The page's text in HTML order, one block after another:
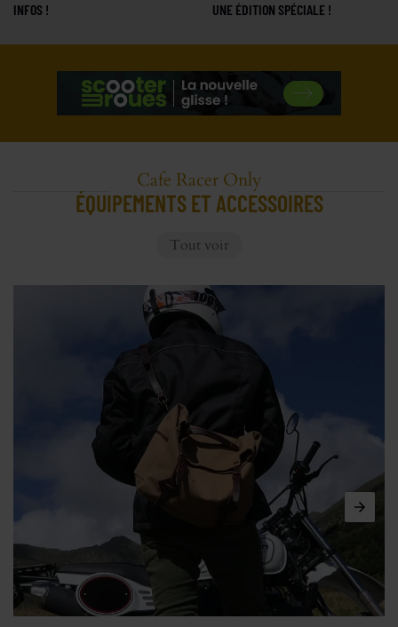
INFOS !
UNE ÉDITION SPÉCIALE !
Cafe Racer Only
ÉQUIPEMENTS ET ACCESSOIRES
Tout voir